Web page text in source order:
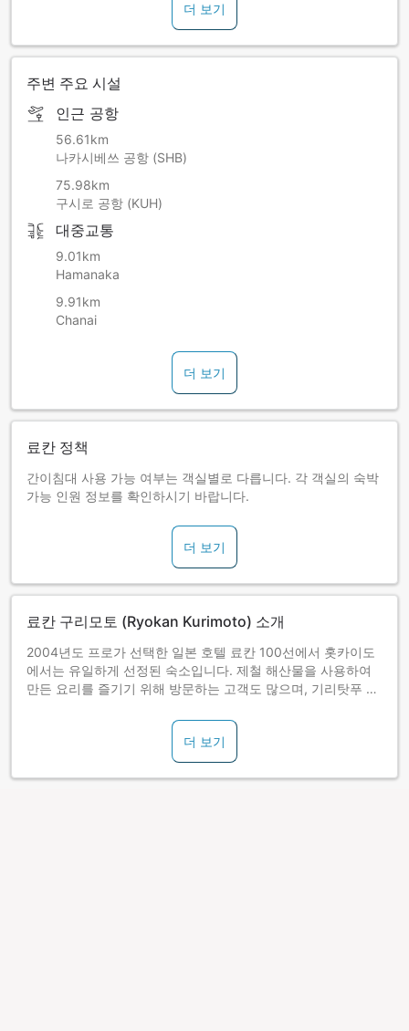
더 보기
주변 주요 시설
인근 공항
56.61km
나카시베쓰 공항 (SHB)
75.98km
구시로 공항 (KUH)
대중교통
9.01km
Hamanaka
9.91km
Chanai
더 보기
료칸 정책
간이침대 사용 가능 여부는 객실별로 다릅니다. 각 객실의 숙박
가능 인원 정보를 확인하시기 바랍니다.
더 보기
료칸 구리모토 (Ryokan Kurimoto) 소개
2004년도 프로가 선택한 일본 호텔 료칸 100선에서 홋카이도
에서는 유일하게 선정된 숙소입니다. 제철 해산물을 사용하여
만든 요리를 즐기기 위해 방문하는 고객도 많으며, 기리탓푸 습
더 보기